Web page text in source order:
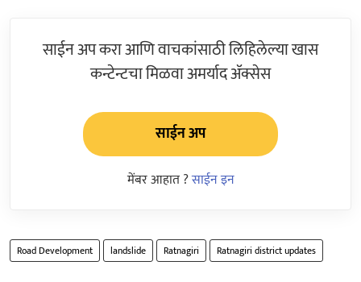
साईन अप करा आणि वाचकांसाठी लिहिलेल्या खास
कन्टेन्टचा मिळवा अमर्याद ॲक्सेस
साईन अप
मेंबर आहात ?साईन इन
Road Development landslide Ratnagiri Ratnagiri district updates